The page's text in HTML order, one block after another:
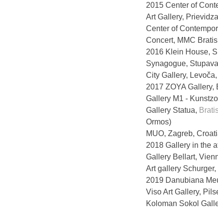
2015 Center of
Art Gallery,
Center of
Concert, MMC
2016 Klein House,
Synagogue,
City Gallery,
2017 ZOYA
Gallery M1 -
Gallery Statua,
Ormos)
MUO, Zagreb,
2018 Gallery in the
Gallery Bellart,
Art gallery
2019 Danubiana
Viso Art Gallery,
Koloman Sokol